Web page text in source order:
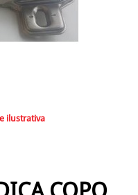
ilustrativa